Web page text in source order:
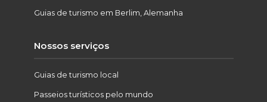
Guias de turismo em Berlim, Alemanha
Nossos serviços
Guias de turismo local
Passeios turísticos pelo mundo